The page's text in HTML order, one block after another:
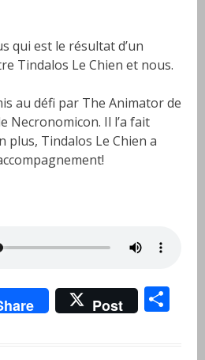
qui est le résultat d’un
Tindalos Le Chien et nous.
au défi par The Animator de
Necronomicon. Il l’a fait
plus, Tindalos Le Chien a
Post